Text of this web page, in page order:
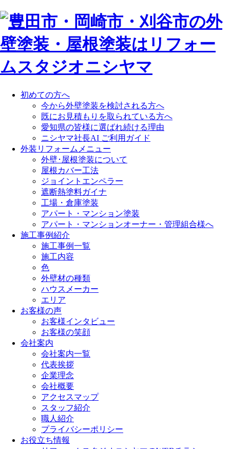
初めての方へ
今から外壁塗装を検討される方へ
既にお見積もりを取られている方へ
愛知県の皆様に選ばれ続ける理由
ニシヤマ社長AI ご利用ガイド
外装リフォームメニュー
外壁･屋根塗装について
屋根カバー工法
ジョイントエンペラー
遮断熱塗料ガイナ
工場・倉庫塗装
アパート・マンション塗装
アパート・マンションオーナー・管理組合様へ
施工事例紹介
施工事例一覧
施工内容
色
外壁材の種類
ハウスメーカー
エリア
お客様の声
お客様インタビュー
お客様の笑顔
会社案内
会社案内一覧
代表挨拶
企業理念
会社概要
アクセスマップ
スタッフ紹介
職人紹介
プライバシーポリシー
お役立ち情報